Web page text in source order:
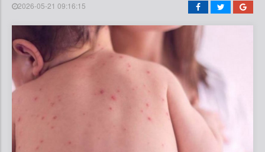
2026-05-21 09:16:15